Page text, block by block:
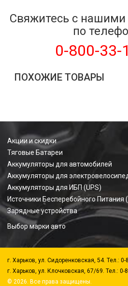
Свяжитесь с
по
0-800-33-
ПОХОЖИЕ ТОВАРЫ
Акции и скидки
Тяговые Батареи
Аккумуляторы для автомобилей
Аккумуляторы для
Аккумуляторы для ИБП (UPS)
Источники Бесперебойного Питания (
Зарядные устройства
Выбор марки авто
г. Харьков, ул. Сидоренковская, 54. Тел.: 0-
г. Харьков, ул. Клочковская, 67/69. Тел.: 0-
© 2026. Все права защищены.